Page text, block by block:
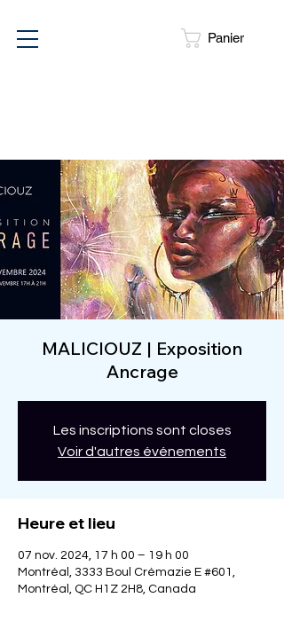
Panier
MALICIOUZ | Exposition
Ancrage
Les inscriptions sont closes
Voir d'autres événements
Heure et lieu
07 nov. 2024, 17 h 00 – 19 h 00
Montréal, 3333 Boul Crémazie E #601,
Montréal, QC H1Z 2H8, Canada